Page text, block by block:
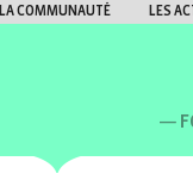
LA COMMUNAUTÉ LES